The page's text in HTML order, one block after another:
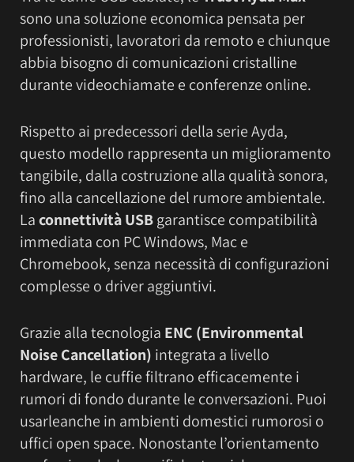
sono una soluzione economica pensata per
professionisti, lavoratori da remoto e chiunque
abbia bisogno di comunicazioni cristalline
durante videochiamate e conferenze online.
Rispetto ai predecessori della serie Ayda,
questo modello rappresenta un miglioramento
tangibile, dalla costruzione alla qualità sonora,
fino alla cancellazione del rumore ambientale.
Laconnettività USBgarantisce compatibilità
immediata con PC Windows, Mac e
Chromebook, senza necessità di configurazioni
complesse o driver aggiuntivi.
Grazie alla tecnologia ENC (Environmental
Noise Cancellation) integrata a livello
hardware, le cuffie filtrano efficacemente i
rumori di fondo durante le conversazioni. Puoi
usarleanche in ambienti domestici rumorosi o
uffici open space. Nonostante l’orientamento